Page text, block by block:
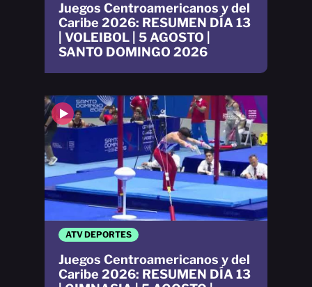
ATV DEPORTES
Juegos Centroamericanos y del
Caribe 2026: RESUMEN DÍA 13
Juegos Centroamericanos y del
Caribe 2026: RESUMEN DÍA 13
| VOLEIBOL | 5 AGOSTO |
SANTO DOMINGO 2026